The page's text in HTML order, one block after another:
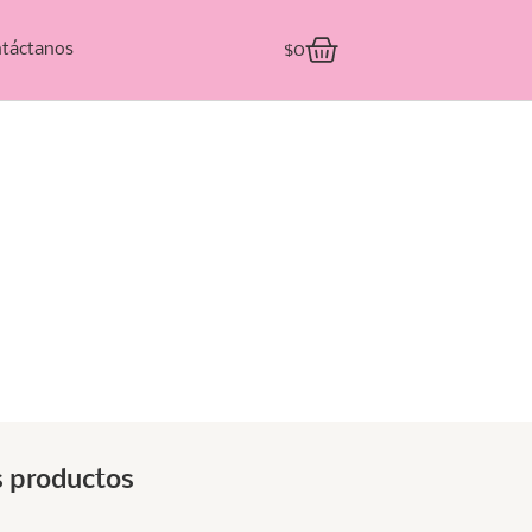
$0
productos